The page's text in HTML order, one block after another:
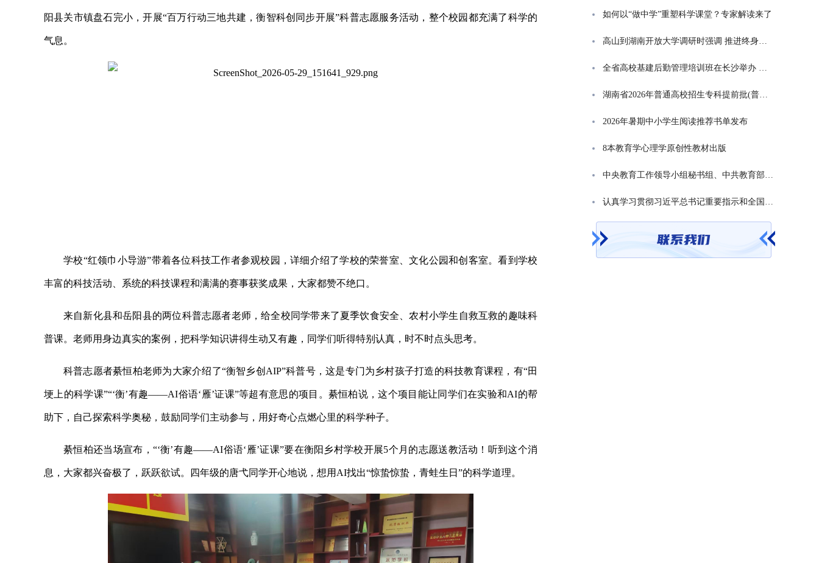
阳县关市镇盘石完小，开展“百万行动三地共建，衡智科创同步开展”科普志愿服务活动，整个校园都充满了科学的
气息。
学校“红领巾小导游”带着各位科技工作者参观校园，详细介绍了学校的荣誉室、文化公园和创客室。看到学校
丰富的科技活动、系统的科技课程和满满的赛事获奖成果，大家都赞不绝口。
来自新化县和岳阳县的两位科普志愿者老师，给全校同学带来了夏季饮食安全、农村小学生自救互救的趣味科
普课。老师用身边真实的案例，把科学知识讲得生动又有趣，同学们听得特别认真，时不时点头思考。
科普志愿者綦恒柏老师为大家介绍了“衡智乡创AIP”科普号，这是专门为乡村孩子打造的科技教育课程，有“田
埂上的科学课”“‘衡’有趣——AI俗语‘雁’证课”等超有意思的项目。綦恒柏说，这个项目能让同学们在实验和AI的帮
助下，自己探索科学奥秘，鼓励同学们主动参与，用好奇心点燃心里的科学种子。
綦恒柏还当场宣布，“‘衡’有趣——AI俗语‘雁’证课”要在衡阳乡村学校开展5个月的志愿送教活动！听到这个消
息，大家都兴奋极了，跃跃欲试。四年级的唐弋同学开心地说，想用AI找出“惊蛰惊蛰，青蛙生日”的科学道理。
如何以“做中学”重塑科学课堂？专家解读来了
高山到湖南开放大学调研时强调 推进终身教育发展 在服务学习型社会建设中走好转型升级发展之路
全省高校基建后勤管理培训班在长沙举办 高山出席开班式并讲话
湖南省2026年普通高校招生专科提前批(普通类定向培养军士)征集志愿投档分数线
2026年暑期中小学生阅读推荐书单发布
8本教育学心理学原创性教材出版
中央教育工作领导小组秘书组、中共教育部党组印发通知，部署学习贯彻习近平总书记对基础教育工作重要指示精神
认真学习贯彻习近平总书记重要指示和全国基础教育工作会议精神 不断开创基础教育高质量发展新局面省教育厅召开党组（扩大）会